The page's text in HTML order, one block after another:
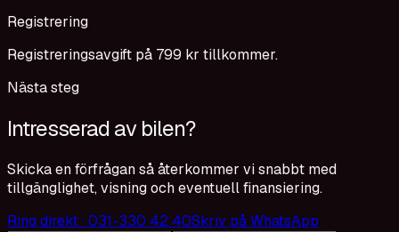
Registrering
Registreringsavgift på 799 kr tillkommer.
Nästa steg
Intresserad av bilen?
Skicka en förfrågan så återkommer vi snabbt med
tillgänglighet, visning och eventuell finansiering.
Ring direkt · 031-330 42 40Skriv på WhatsApp